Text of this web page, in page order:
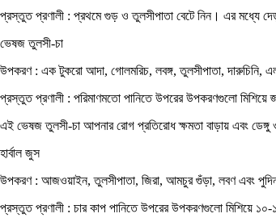
প্রস্তুত প্রণালী : প্রথমে গুড় ও তুলসীপাতা বেটে নিন। এর মধ্যে
ভেষজ তুলসী-চা
উপকরণ : এক টুকরো আদা, গোলমরিচ, লবঙ্গ, তুলসীপাতা, দারুচিনি,
প্রস্তুত প্রণালী : পরিমাণমতো পানিতে উপরের উপকরণগুলো মিশিয়ে
এই ভেষজ তুলসী-চা আপনার রোগ প্রতিরোধ ক্ষমতা বাড়ায় এবং ডেঙ্গু ও
হার্বাল জুস
উপকরণ : আজওয়াইন, তুলসীপাতা, জিরা, আমচুর গুঁড়া, লবণ এবং
প্রস্তুত প্রণালী : চার কাপ পানিতে উপরের উপকরণগুলো মিশিয়ে